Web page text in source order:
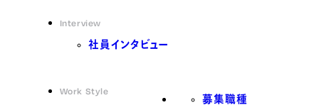
Interview
社員インタビュー
Work Style
募集職種